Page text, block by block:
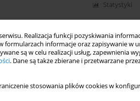
Realizacja funkcji pozyskiwania
informacje oraz zapisywanie w
są w celu realizacji usług, zapewnienia
. Dane są także zbierane i przetwarzane
stosowania plików cookies w
Statystyki